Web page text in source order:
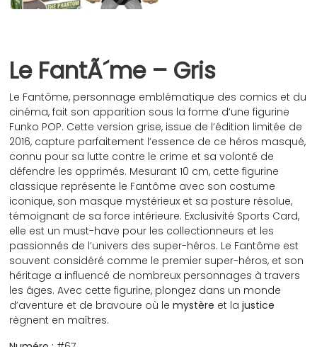
Le FantÃ´me – Gris
Le Fantôme, personnage emblématique des comics et du
cinéma, fait son apparition sous la forme d’une figurine
Funko POP. Cette version grise, issue de l’édition limitée de
2016, capture parfaitement l’essence de ce héros masqué,
connu pour sa lutte contre le crime et sa volonté de
défendre les opprimés. Mesurant 10 cm, cette figurine
classique représente le Fantôme avec son costume
iconique, son masque mystérieux et sa posture résolue,
témoignant de sa force intérieure. Exclusivité Sports Card,
elle est un must-have pour les collectionneurs et les
passionnés de l’univers des super-héros. Le Fantôme est
souvent considéré comme le premier super-héros, et son
héritage a influencé de nombreux personnages à travers
les âges. Avec cette figurine, plongez dans un monde
d’aventure et de bravoure où lemystère et lajustice
règnent en maîtres.